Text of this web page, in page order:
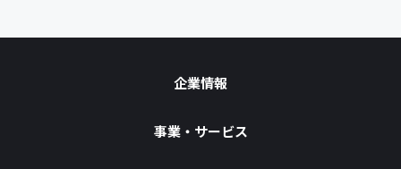
企業情報
事業・サービス